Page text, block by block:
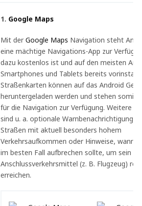
1. Google Maps
Mit der Google Maps Navigation steht
eine mächtige Navigations-App zur
dazu kostenlos ist und auf den meisten
Smartphones und Tablets bereits
Straßenkarten können auf das Android
heruntergeladen werden und stehen somit
für die Navigation zur Verfügung. Weitere
sind u. a. optionale
Straßen mit aktuell besonders hohem
Verkehrsaufkommen oder Hinweise, wann
im besten Fall aufbrechen sollte, um sein
Anschlussverkehrsmittel (z. B. Flugzeug)
erreichen.